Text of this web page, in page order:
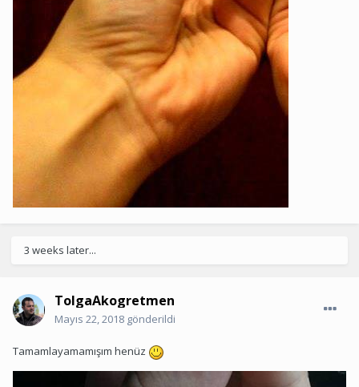
3 weeks later...
TolgaAkogretmen
Mayıs 22, 2018 gönderildi
Tamamlayamamışım henüz